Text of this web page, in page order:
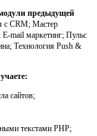
предыдущей
с CRM; Мастер
mail маркетинг; Пульс
Технология Push &
сайтов;
текстами PHP;